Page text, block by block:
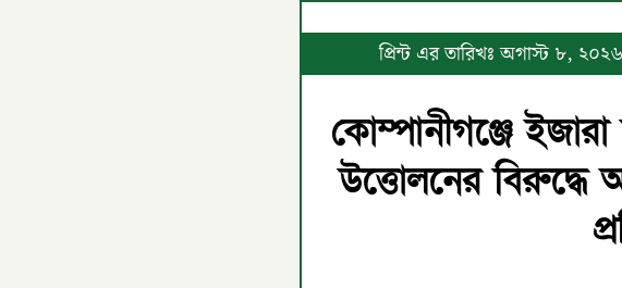
প্রিন্ট এর তারিখঃ অগাস্ট ৮,
কোম্পানীগঞ্জে
উত্তোলনের বিরুদ্ধে